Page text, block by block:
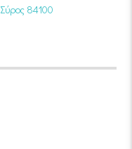
84100